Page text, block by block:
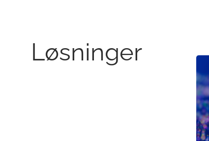
Løsninger